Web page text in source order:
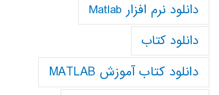
دانلود نرم افزار Matlab
دانلود کتاب
دانلود کتاب آموزش MATLAB